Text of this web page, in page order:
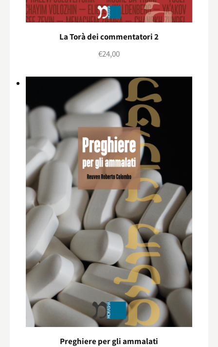
La Torà dei commentatori 2
€24,00
Preghiere per gli ammalati